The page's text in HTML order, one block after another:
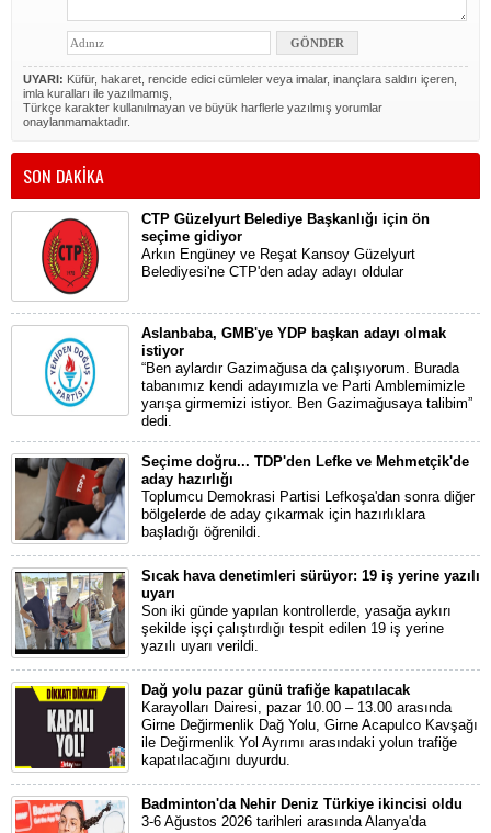
UYARI: Küfür, hakaret, rencide edici cümleler veya imalar, inançlara saldırı içeren,
imla kuralları ile yazılmamış,
Türkçe karakter kullanılmayan ve büyük harflerle yazılmış yorumlar
onaylanmamaktadır.
SON DAKİKA
CTP Güzelyurt Belediye Başkanlığı için ön
seçime gidiyor
Arkın Engüney ve Reşat Kansoy Güzelyurt
Belediyesi'ne CTP'den aday adayı oldular
Aslanbaba, GMB'ye YDP başkan adayı olmak
istiyor
“Ben aylardır Gazimağusa da çalışıyorum. Burada
tabanımız kendi adayımızla ve Parti Amblemimizle
yarışa girmemizi istiyor. Ben Gazimağusaya talibim”
dedi.
Seçime doğru... TDP'den Lefke ve Mehmetçik'de
aday hazırlığı
Toplumcu Demokrasi Partisi Lefkoşa'dan sonra diğer
bölgelerde de aday çıkarmak için hazırlıklara
başladığı öğrenildi.
Sıcak hava denetimleri sürüyor: 19 iş yerine yazılı
uyarı
Son iki günde yapılan kontrollerde, yasağa aykırı
şekilde işçi çalıştırdığı tespit edilen 19 iş yerine
yazılı uyarı verildi.
Dağ yolu pazar günü trafiğe kapatılacak
Karayolları Dairesi, pazar 10.00 – 13.00 arasında
Girne Değirmenlik Dağ Yolu, Girne Acapulco Kavşağı
ile Değirmenlik Yol Ayrımı arasındaki yolun trafiğe
kapatılacağını duyurdu.
Badminton'da Nehir Deniz Türkiye ikincisi oldu
3-6 Ağustos 2026 tarihleri arasında Alanya'da